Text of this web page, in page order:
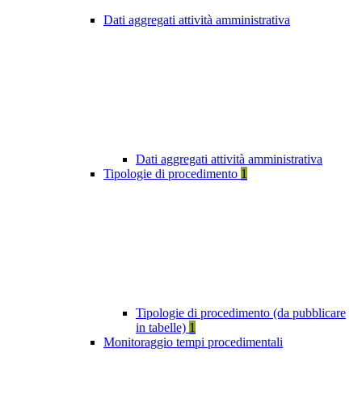
Dati aggregati attività amministrativa
Dati aggregati attività amministrativa
Tipologie di procedimento 1
Tipologie di procedimento (da pubblicare
in tabelle) 1
Monitoraggio tempi procedimentali